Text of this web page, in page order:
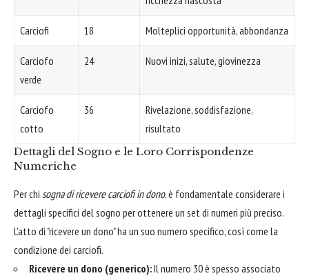
Carciofi 18 Molteplici opportunità, abbondanza
Carciofo
verde
24 Nuovi inizi, salute, giovinezza
Carciofo
cotto
36
Rivelazione, soddisfazione,
risultato
Dettagli del Sogno e le Loro Corrispondenze
Numeriche
Per chi sogna di ricevere carciofi in dono, è fondamentale considerare i
dettagli specifici del sogno per ottenere un set di numeri più preciso.
L'atto di "ricevere un dono" ha un suo numero specifico, così come la
condizione dei carciofi.
Ricevere un dono (generico):Il numero 30 è spesso associato